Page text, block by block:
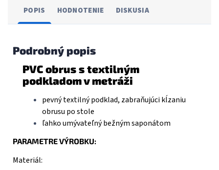
POPIS HODNOTENIE DISKUSIA
Podrobný popis
PVC obrus s textilným
podkladom v metráži
pevný textilný podklad, zabraňujúci kĺzaniu
obrusu po stole
ľahko umývateľný bežným saponátom
PARAMETRE VÝROBKU:
Materiál: